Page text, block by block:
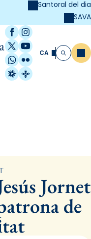
Santoral del dia
SAVA
Facebook
Instagram
X / Twitter
YouTube
WhatsApp
Flickr
Radio Estel
Catalunya
CA Cerca
Jornet
de